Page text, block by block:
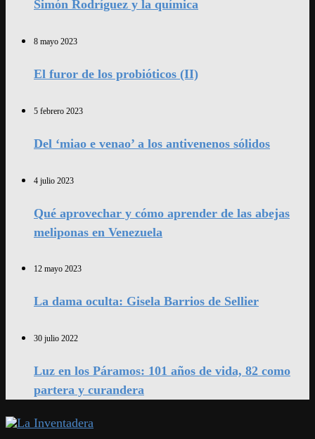
Simón Rodríguez y la química
8 mayo 2023
El furor de los probióticos (II)
5 febrero 2023
Del ‘miao e venao’ a los antivenenos sólidos
4 julio 2023
Qué aprovechar y cómo aprender de las abejas
meliponas en Venezuela
12 mayo 2023
La dama oculta: Gisela Barrios de Sellier
30 julio 2022
Luz en los Páramos: 101 años de vida, 82 como
partera y curandera